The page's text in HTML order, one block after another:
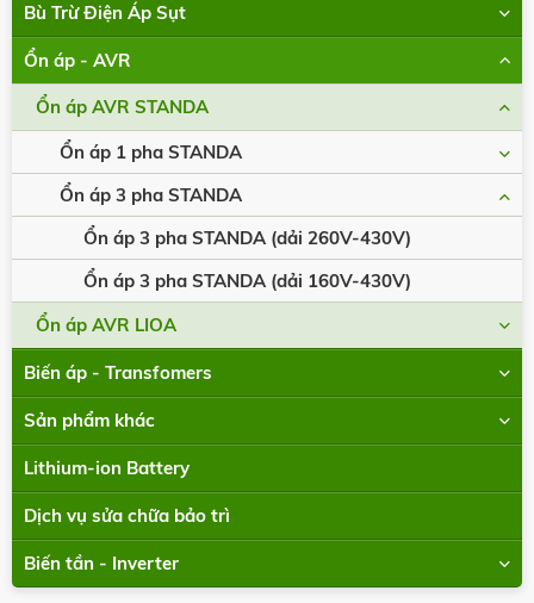
Bù Trừ Điện Áp Sụt
Ổn áp - AVR
Ổn áp AVR STANDA
Ổn áp 1 pha STANDA
Ổn áp 3 pha STANDA
Ổn áp 3 pha STANDA (dải 260V-430V)
Ổn áp 3 pha STANDA (dải 160V-430V)
Ổn áp AVR LIOA
Biến áp - Transfomers
Sản phẩm khác
Lithium-ion Battery
Dịch vụ sửa chữa bảo trì
Biến tần - Inverter